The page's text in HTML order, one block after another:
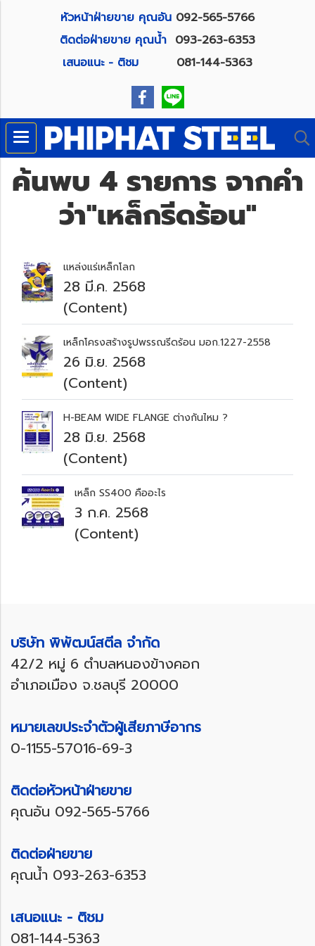
หัวหน้าฝ่ายขาย คุณอัน 092-565-5766
ติดต่อฝ่ายขาย คุณน้ำ 093-263-6353
เสนอแนะ - ติชม 081-144-5363
ค้นพบ 4 รายการ จากคำ
ว่า"เหล็กรีดร้อน"
แหล่งแร่เหล็กโลก
28 มี.ค. 2568
(Content)
เหล็กโครงสร้างรูปพรรณรีดร้อน มอก.1227-2558
26 มิ.ย. 2568
(Content)
H-BEAM WIDE FLANGE ต่างกันไหม ?
28 มิ.ย. 2568
(Content)
เหล็ก SS400 คืออะไร
3 ก.ค. 2568
(Content)
บริษัท พิพัฒน์สตีล จำกัด
42/2 หมู่ 6 ตำบลหนองข้างคอก
อำเภอเมือง จ.ชลบุรี 20000
หมายเลขประจำตัวผู้เสียภาษีอากร
0-1155-57016-69-3
ติดต่อหัวหน้าฝ่ายขาย
คุณอัน 092-565-5766
ติดต่อฝ่ายขาย
คุณน้ำ 093-263-6353
เสนอแนะ - ติชม
081-144-5363